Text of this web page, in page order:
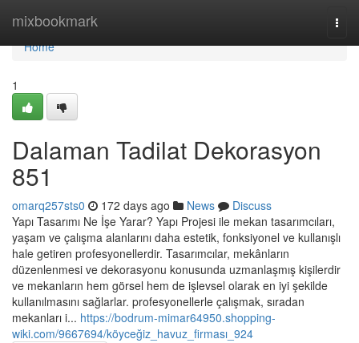
mixbookmark
Home
Home
1
Dalaman Tadilat Dekorasyon
851
omarq257sts0 172 days ago News
Discuss
Yapı Tasarımı Ne İşe Yarar? Yapı Projesi ile mekan tasarımcıları,
yaşam ve çalışma alanlarını daha estetik, fonksiyonel ve kullanışlı
hale getiren profesyonellerdir. Tasarımcılar, mekânların
düzenlenmesi ve dekorasyonu konusunda uzmanlaşmış kişilerdir
ve mekanların hem görsel hem de işlevsel olarak en iyi şekilde
kullanılmasını sağlarlar. profesyonellerle çalışmak, sıradan
mekanları i... https://bodrum-mimar64950.shopping-
wiki.com/9667694/köyceğiz_havuz_firması_924